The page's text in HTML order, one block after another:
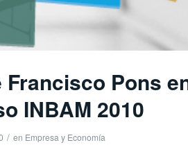
Pons
INBAM 2010
/ en Empresa y Economía